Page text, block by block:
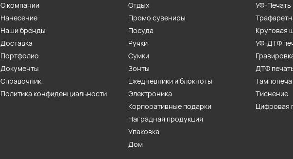
О компании
Нанесение
Наши бренды
Доставка
Портфолио
Документы
Справочник
Политика конфиденциальности
Отдых
Промо сувениры
Посуда
Ручки
Сумки
Зонты
Ежедневники и блокноты
Электроника
Корпоративные подарки
Наградная продукция
Упаковка
Дом
УФ-Печать
Круговая
УФ-ДТФ
ДТФ
Тиснение
Цифровая